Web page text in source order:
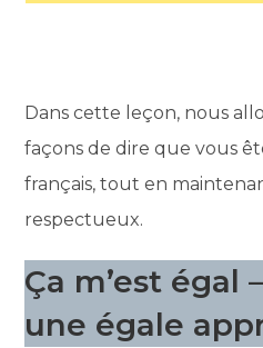
Dans cette leçon, nous
façons de dire que vous
français, tout en
respectueux.
Ça m’est égal
une égale